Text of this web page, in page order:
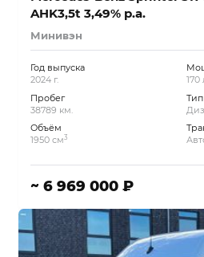
AHK3,5t 3,49% p.a.
Минивэн
Год выпуска
2024 г.
Пробег
38789 км.
Объём
1950 см3
170
~ 6 969 000 ₽